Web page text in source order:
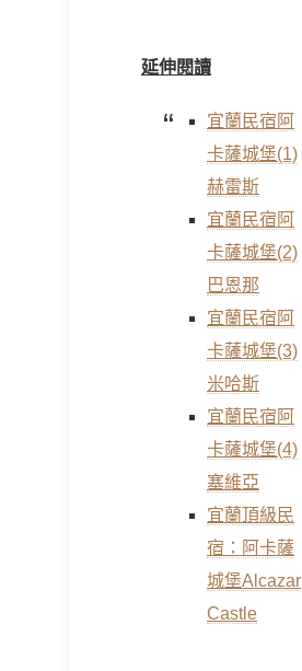
延伸閱讀
宜蘭民宿阿
卡薩城堡(1)
赫雷斯
宜蘭民宿阿
卡薩城堡(2)
巴恩那
宜蘭民宿阿
卡薩城堡(3)
米哈斯
宜蘭民宿阿
卡薩城堡(4)
塞維亞
宜蘭頂級民
宿：阿卡薩
城堡Alcazar
Castle